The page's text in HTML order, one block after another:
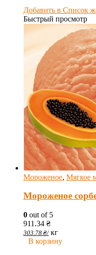
Добавить в Список
Быстрый просмотр
Мороженое, Мягкое
Мороженое
0 out of 5
911.34 ₴
303.78 ₴/ кг
В корзину